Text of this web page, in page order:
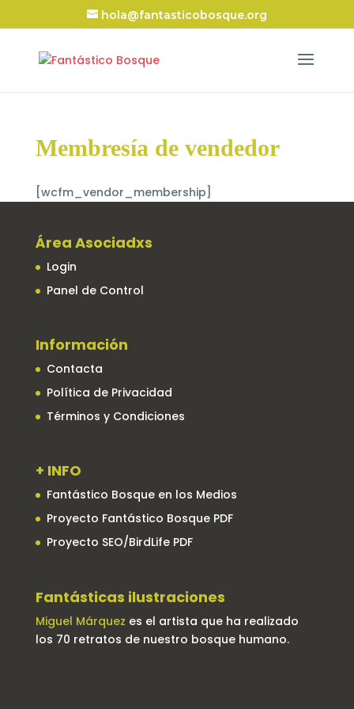
hola@fantasticobosque.org
Membresía de vendedor
[wcfm_vendor_membership]
Área Asociadxs
Login
Panel de Control
Información
Contacta
Política de Privacidad
Términos y Condiciones
+ INFO
Fantástico Bosque en los Medios
Proyecto Fantástico Bosque PDF
Proyecto SEO/BirdLife PDF
Fantásticas ilustraciones
Miguel Márquez es el artista que ha realizado
los 70 retratos de nuestro bosque humano.